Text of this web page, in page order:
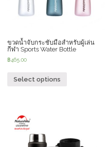
ขวดน้ำจับกระชับมือสำหรับผู้เล่น
กีฬา Sports Water Bottle
฿465.00
Select options